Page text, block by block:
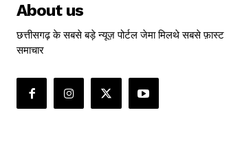
About us
छत्तीसगढ़ के सबसे बड़े न्यूज़ पोर्टल जेमा मिलथे सबसे फ़ास्ट
समाचार